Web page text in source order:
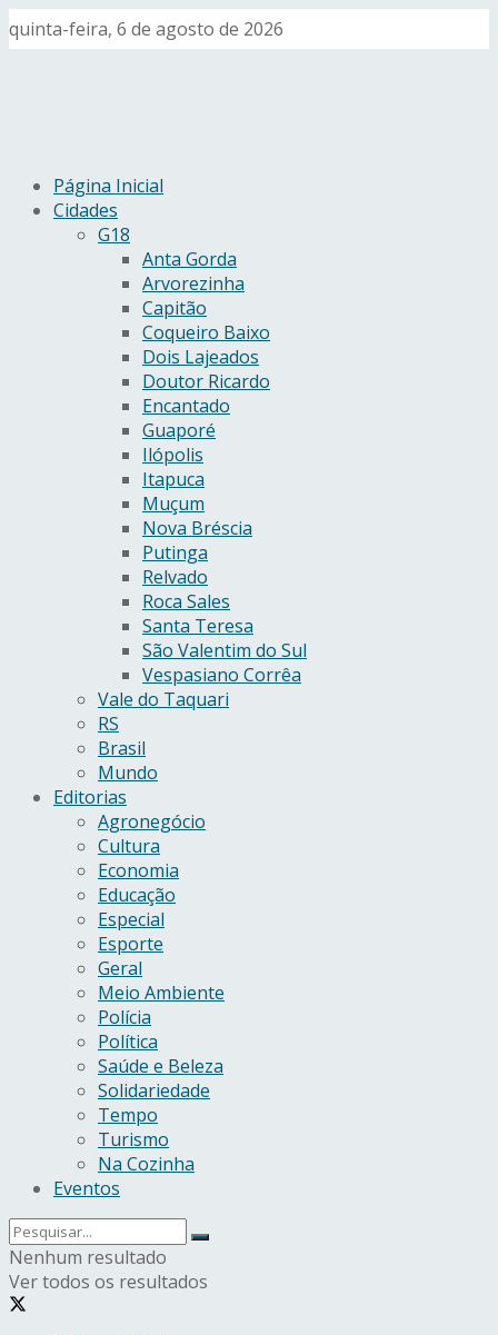
quinta-feira, 6 de agosto de 2026
Página Inicial
Cidades
G18
Anta Gorda
Arvorezinha
Capitão
Coqueiro Baixo
Dois Lajeados
Doutor Ricardo
Encantado
Guaporé
Ilópolis
Itapuca
Muçum
Nova Bréscia
Putinga
Relvado
Roca Sales
Santa Teresa
São Valentim do Sul
Vespasiano Corrêa
Vale do Taquari
RS
Brasil
Mundo
Editorias
Agronegócio
Cultura
Economia
Educação
Especial
Esporte
Geral
Meio Ambiente
Polícia
Política
Saúde e Beleza
Solidariedade
Tempo
Turismo
Na Cozinha
Eventos
Nenhum resultado
Ver todos os resultados